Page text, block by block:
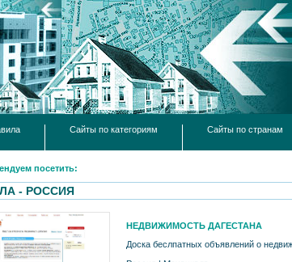
Сайты по категориям Сайты по странам
посетить:
- РОССИЯ
НЕДВИЖИМОСТЬ ДАГЕСТАНА
Доска беслпатных объявлений о